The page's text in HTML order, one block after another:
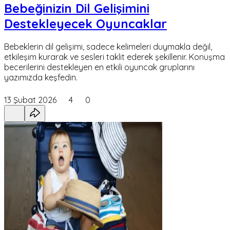
Bebeğinizin Dil Gelişimini
Destekleyecek Oyuncaklar
Bebeklerin dil gelişimi, sadece kelimeleri duymakla değil,
etkileşim kurarak ve sesleri taklit ederek şekillenir. Konuşma
becerilerini destekleyen en etkili oyuncak gruplarını
yazımızda keşfedin.
13 Şubat 2026 4 0